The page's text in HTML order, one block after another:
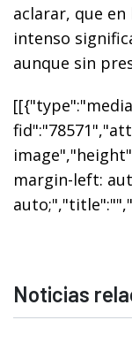
aclarar, que
intenso
aunque sin
margin-left:
Noticias